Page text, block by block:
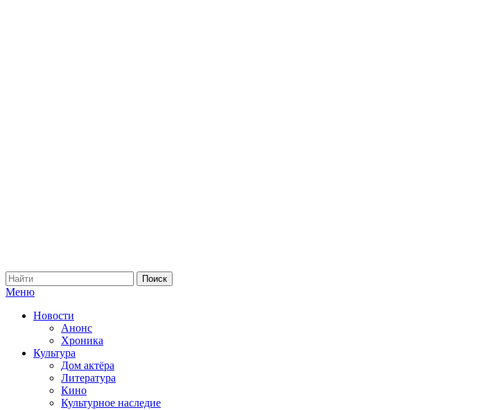
Меню
Новости
Анонс
Хроника
Культура
Дом актёра
Литература
Кино
Культурное наследие